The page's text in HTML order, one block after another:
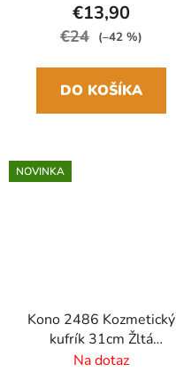
€13,90
€24 (–42 %)
DO KOŠÍKA
NOVINKA
Kono 2486 Kozmetický
kufrík 31cm Žltá
ABS/Polykarbonát
Na dotaz